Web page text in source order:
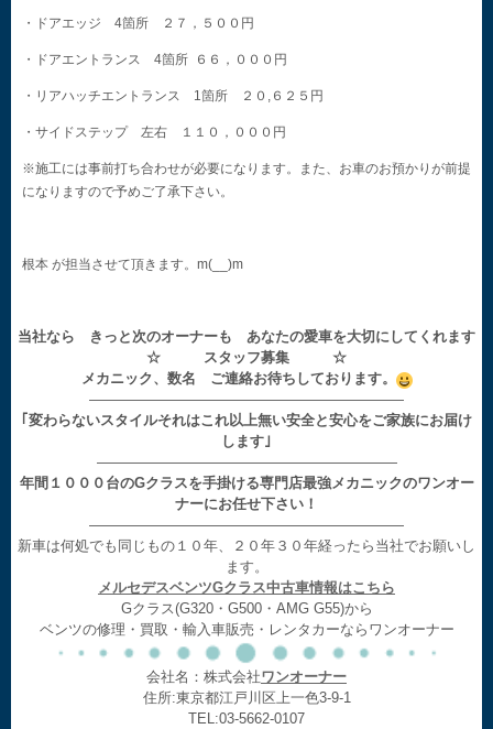
・ドアエッジ 4箇所 ２７，５００円
・ドアエントランス 4箇所 ６６，０００円
・リアハッチエントランス 1箇所 ２０,６２５円
・サイドステップ 左右 １１０，０００円
※施工には事前打ち合わせが必要になります。また、お車のお預かりが前提
になりますので予めご了承下さい。
根本 が担当させて頂きます。m(__)m
当社なら きっと次のオーナーも あなたの愛車を大切にしてくれます
☆ スタッフ募集 ☆
メカニック、数名 ご連絡お待ちしております。
——————————————————————
｢変わらないスタイルそれはこれ以上無い安全と安心をご家族にお届け
します｣
—————————————————————
年間１０００台のGクラスを手掛ける専門店最強メカニックのワンオー
ナーにお任せ下さい！
——————————————————————
新車は何処でも同じもの１０年、２０年３０年経ったら当社でお願いし
ます。
メルセデスベンツGクラス中古車情報はこちら
Gクラス(G320・G500・AMG G55)から
ベンツの修理・買取・輸入車販売・レンタカーならワンオーナー
会社名：株式会社ワンオーナー
住所:東京都江戸川区上一色3-9-1
TEL:03-5662-0107